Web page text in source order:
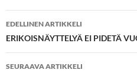
Artikkelien
selaus
EDELLINEN ARTIKKELI
ERIKOISNÄYTTELYÄ EI PIDETÄ
SEURAAVA ARTIKKELI